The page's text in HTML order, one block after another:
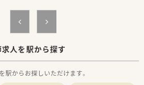
迎です。
在宅にも対応しています。
人を駅から探す
駅からお探しいただけます。